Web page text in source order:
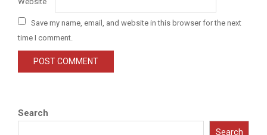
Save my name, email, and website in this browser for the next
time I comment.
Search
Search